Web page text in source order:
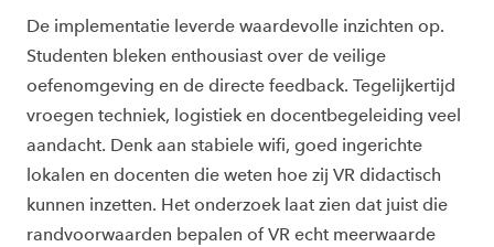
De implementatie leverde waardevolle inzichten op.
Studenten bleken enthousiast over de veilige
oefenomgeving en de directe feedback. Tegelijkertijd
vroegen techniek, logistiek en docentbegeleiding veel
aandacht. Denk aan stabiele wifi, goed ingerichte
lokalen en docenten die weten hoe zij VR didactisch
kunnen inzetten. Het onderzoek laat zien dat juist die
randvoorwaarden bepalen of VR echt meerwaarde